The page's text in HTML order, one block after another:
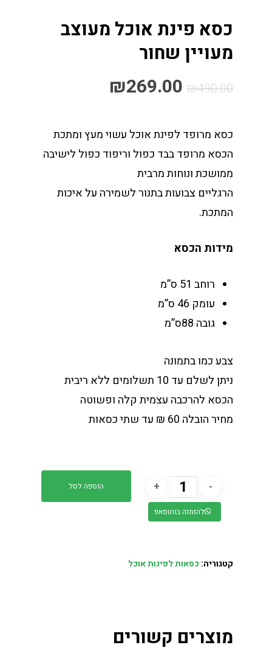
כסא פינת אוכל מעוצב
מעויין שחור
₪490.00
₪269.00
כסא מרופד לפינת אוכל עשוי מעץ ומתכת
הכסא מרופד בבד כפול וריפוד כפול לישיבה
ממושכת ונוחות מרבית
הרגליים צבועות בתנור לשמירה על איכות
המתכת.
מידות הכסא
רוחב 51 ס”מ
עומק 46 ס”מ
גובה 88ס”מ
צבע כמו בתמונה
ניתן לשלם עד 10 תשלומים ללא ריבית
הכסא להרכבה עצמית קלה ופשוטה
מחיר הובלה 60 ₪ עד שתי כסאות
הוספה לסל
להזמנה בווטסאפ
קטגוריה: כסאות לפינות אוכל
מוצרים קשורים